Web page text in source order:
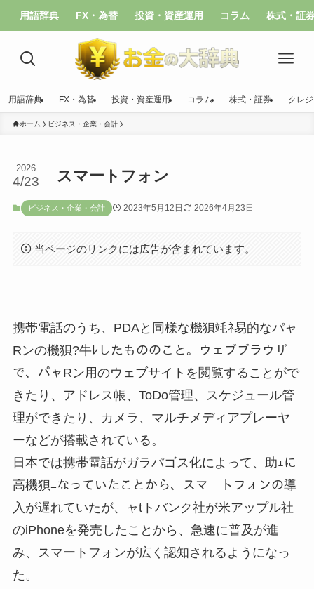
用語辞典 FX・為替 投資・資産運用 コラム 株式・証
用語辞典 FX・為替 投資・資産運用 コラム 株式・証券 クレ
ホーム ビジネス・企業・会計
スマートフォン
2026
4/23
ビジネス・企業・会計 2023年5月12日 2026年4月23日
当ページのリンクには広告が含まれています。
携帯電話のうち、PDAと同様な機狽竓ﾈ易的なパャ
Rンの機狽?牛ﾚしたもののこと。ウェブブラウザ
で、パャRン用のウェブサイトを閲覧することがで
きたり、アドレス帳、ToDo管理、スケジュール管
理ができたり、カメラ、マルチメディアプレーヤ
ーなどが搭載されている。
日本では携帯電話がガラパゴス化によって、助ｪに
高機狽ﾆなっていたことから、スマートフォンの導
入が遅れていたが、ャtトバンク社が米アップル社
のiPhoneを発売したことから、急速に普及が進
み、スマートフォンが広く認知されるようになっ
た。